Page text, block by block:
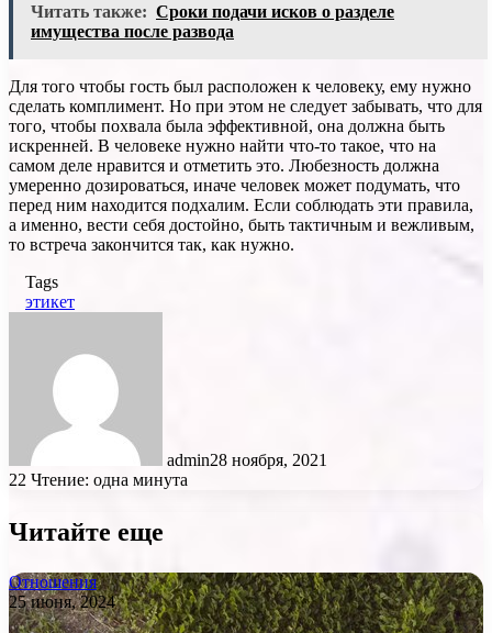
Читать также: Сроки подачи исков о разделе
имущества после развода
Для того чтобы гость был расположен к человеку, ему нужно
сделать комплимент. Но при этом не следует забывать, что для
того, чтобы похвала была эффективной, она должна быть
искренней. В человеке нужно найти что-то такое, что на
самом деле нравится и отметить это. Любезность должна
умеренно дозироваться, иначе человек может подумать, что
перед ним находится подхалим. Если соблюдать эти правила,
а именно, вести себя достойно, быть тактичным и вежливым,
то встреча закончится так, как нужно.
Tags
этикет
admin28 ноября, 2021
22 Чтение: одна минута
Читайте еще
Отношения
25 июня, 2024